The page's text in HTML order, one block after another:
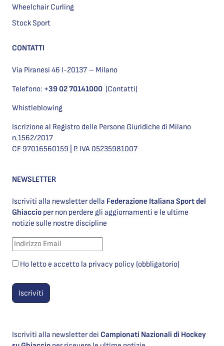
Wheelchair Curling
Stock Sport
CONTATTI
Via Piranesi 46 I-20137 – Milano
Telefono: +39 02 70141000 (Contatti)
Whistleblowing
Iscrizione al Registro delle Persone Giuridiche di Milano
n.1562/2017
CF 97016560159 | P. IVA 05235981007
NEWSLETTER
Iscriviti alla newsletter della Federazione Italiana Sport del
Ghiaccio per non perdere gli aggiornamenti e le ultime
notizie sulle nostre discipline
Ho letto e accetto la privacy policy (obbligatorio)
Iscriviti alla newsletter dei Campionati Nazionali di Hockey